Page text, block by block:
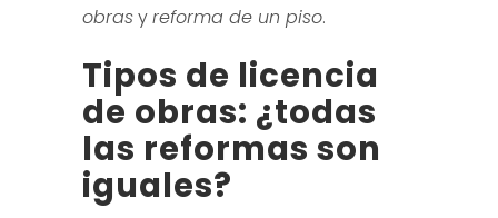
obrasyreforma de un piso.
Tipos de licencia
de obras: ¿todas
las reformas son
iguales?